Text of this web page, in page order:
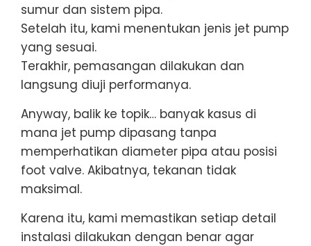
sumur dan sistem pipa.
Setelah itu, kami menentukan jenis jet pump
yang sesuai.
Terakhir, pemasangan dilakukan dan
langsung diuji performanya.
Anyway, balik ke topik… banyak kasus di
mana jet pump dipasang tanpa
memperhatikan diameter pipa atau posisi
foot valve. Akibatnya, tekanan tidak
maksimal.
Karena itu, kami memastikan setiap detail
instalasi dilakukan dengan benar agar